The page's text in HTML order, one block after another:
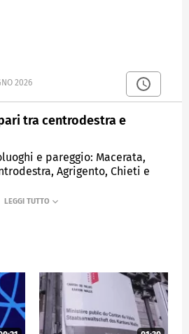
2026
tra centrodestra e
e pareggio: Macerata,
Agrigento, Chieti e